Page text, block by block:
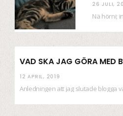
26 JULI,
VAD SKA JAG GÖRA MED
12 APRIL, 2019